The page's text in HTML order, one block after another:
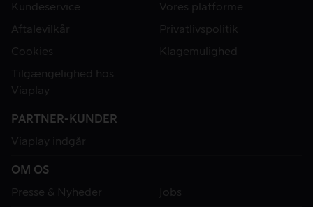
Kundeservice
Vores platforme
Aftalevilkår
Privatlivspolitik
Cookies
Klagemulighed
Tilgængelighed hos
Viaplay
PARTNER-KUNDER
Viaplay indgår
OM OS
Presse & Nyheder
Jobs